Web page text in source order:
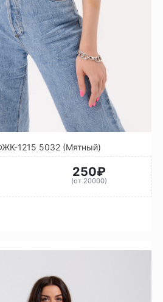
1215 5032 (Мятный)
250₽
(от 20000)